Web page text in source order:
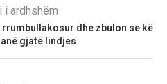
i ardhshëm
rrumbullakosur dhe zbulon se kë
gjatë lindjes